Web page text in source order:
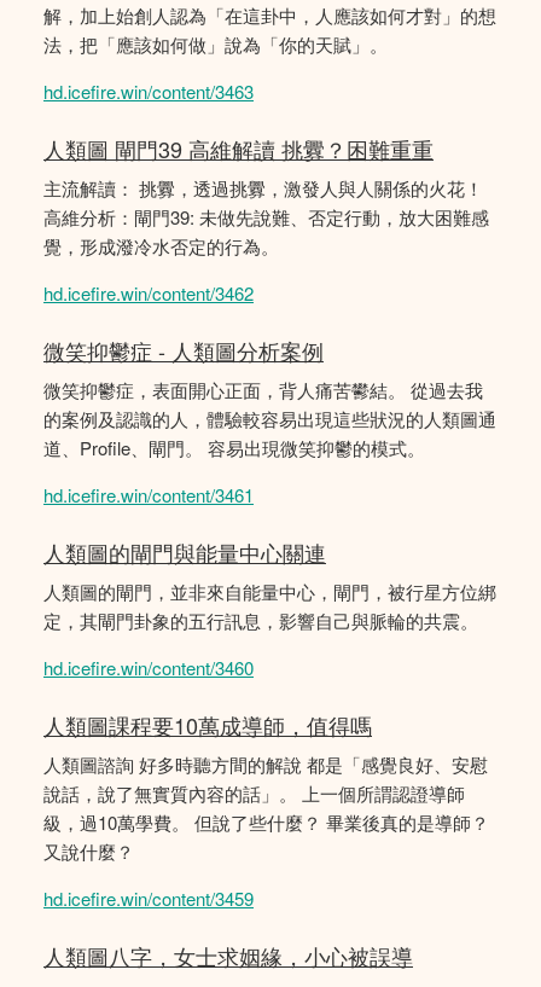
解，加上始創人認為「在這卦中，人應該如何才對」的想
法，把「應該如何做」說為「你的天賦」。
hd.icefire.win/content/3463
人類圖 閘門39 高維解讀 挑釁？困難重重
主流解讀： 挑釁，透過挑釁，激發人與人關係的火花！
高維分析：閘門39: 未做先說難、否定行動，放大困難感
覺，形成潑冷水否定的行為。
hd.icefire.win/content/3462
微笑抑鬱症 - 人類圖分析案例
微笑抑鬱症，表面開心正面，背人痛苦鬰結。 從過去我
的案例及認識的人，體驗較容易出現這些狀況的人類圖通
道、Profile、閘門。 容易出現微笑抑鬱的模式。
hd.icefire.win/content/3461
人類圖的閘門與能量中心關連
人類圖的閘門，並非來自能量中心，閘門，被行星方位綁
定，其閘門卦象的五行訊息，影響自己與脈輪的共震。
hd.icefire.win/content/3460
人類圖課程要10萬成導師，值得嗎
人類圖諮詢 好多時聽方間的解說 都是「感覺良好、安慰
說話，說了無實質內容的話」。 上一個所謂認證導師
級，過10萬學費。 但說了些什麼？ 畢業後真的是導師？
又說什麼？
hd.icefire.win/content/3459
人類圖八字，女士求姻緣，小心被誤導